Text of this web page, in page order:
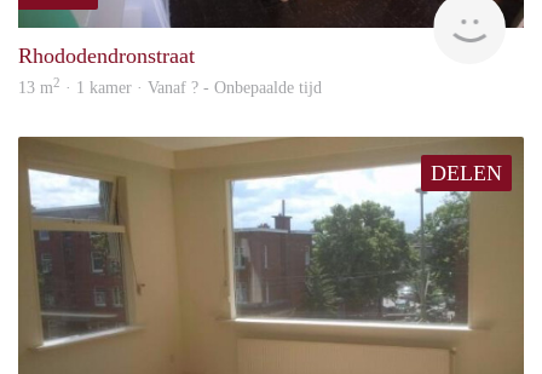
Rhododendronstraat
13 m2 · 1 kamer · Vanaf ? - Onbepaalde tijd
DELEN